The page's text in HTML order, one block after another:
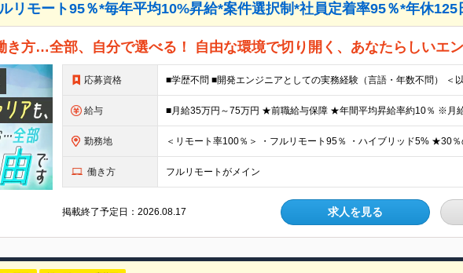
リモート95％*毎年平均10%昇給*案件選択制*社員定着率95％*年休125
き方…全部、自分で選べる！ 自由な環境で切り開く、あなたらしいエ
応募資格
給与
勤務地
働き方 フルリモートがメイン
掲載終了予定日：2026.08.17 求人を見る